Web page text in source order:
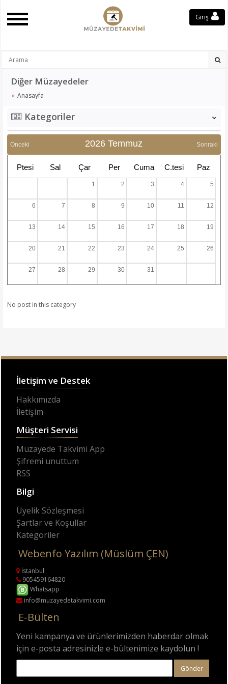
Giriş
Diğer Müzayedeler
Anasayfa
Kategoriler ‹
Önceki 2026 Temmuz Sonraki
Ptesi Sal Çar Per Cuma C.tesi Paz
1 2 3 4 5
6 7 8 9 10 11 12
13 14 15 16 17 18 19
20 21 22 23 24 25 26
27 28 29 30 31
No post in this category
İletişim ve Destek
Hakkımızda
İletişim
Müşteri Servisi
Müzayede Takvimi App
Şifremi unuttum
RSS
Bilgi
Üyelik Sözleşmesi
Şartlar ve Koşullar
Kategoriler
Webenfo Yazılım (Müslüm ÇEN)
İstanbul
905459164820
Whatsapp
info@muzayedetakvimi.com
E-Bülten
Yeni kampanya ve ürünlerimizden haberdar olmak
için e-posta adresinizle e-bültenimize kaydolun !
Gönder